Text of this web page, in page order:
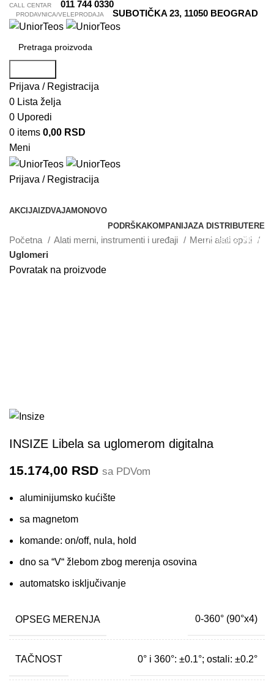
CALL CENTAR 011 744 0330
PRODAVNICA/VELEPRODAJA SUBOTIČKA 23, 11050 BEOGRAD
Prijava / Registracija
0 Lista želja
0 Uporedi
0 items 0,00 RSD
Meni
Prijava / Registracija
AKCIJAIZDVAJAMONOVO
PODRŠKAKOMPANIJAZA DISTRIBUTERE
Početna Alati merni, instrumenti i uređaji
Merni alati opšti
Uglomeri
Povratak na proizvode
INSIZE Libela sa uglomerom digitalna
15.174,00 RSD sa PDVom
aluminijumsko kućište
sa magnetom
komande: on/off, nula, hold
dno sa “V“ žlebom zbog merenja osovina
automatsko isključivanje
OPSEG MERENJA 0-360° (90°x4)
TAČNOST 0° i 360°: ±0.1°; ostali: ±0.2°
Akcija
Do isteka zaliha